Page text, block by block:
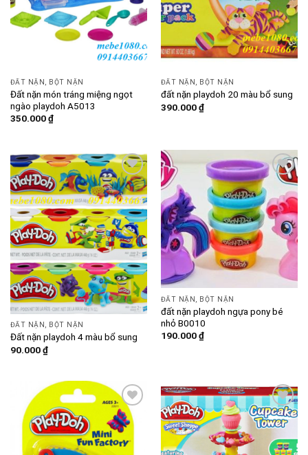
ĐẤT NẶN, BỘT NẶN
Đất nặn món tráng miệng ngọt
ngào playdoh A5013
350.000₫
ĐẤT NẶN, BỘT NẶN
đất nặn playdoh 20 màu bổ sung
390.000₫
Add to
wishlist
ĐẤT NẶN, BỘT NẶN
Đất nặn playdoh 4 màu bổ sung
90.000₫
Add to
wishlist
ĐẤT NẶN, BỘT NẶN
đất nặn playdoh ngựa pony bé
nhỏ B0010
190.000₫
Add to
wishlist
Add to
wishlist